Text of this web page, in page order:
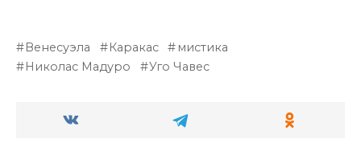
Венесуэла Каракас
мистика
Николас Мадуро
Уго Чавес